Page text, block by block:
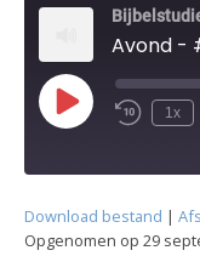
Avond -
Play
Episode
1x
RSS FEED
DELEN
Download bestand |
Opgenomen op 29